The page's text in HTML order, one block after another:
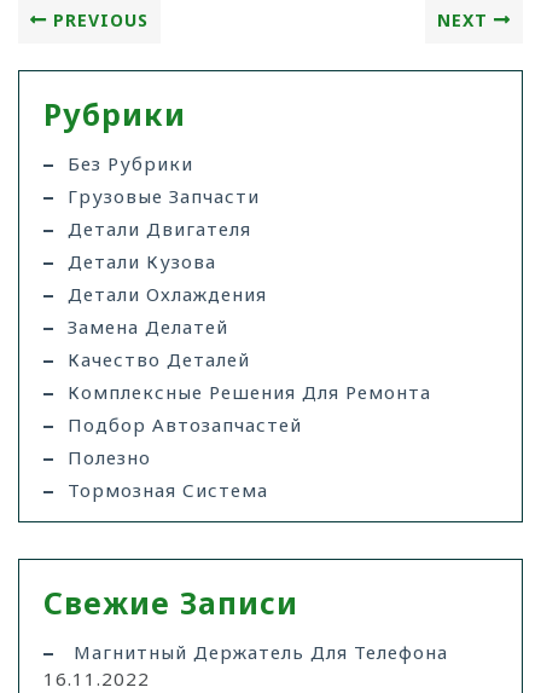
PREVIOUS NEXT
Рубрики
Без Рубрики
Грузовые Запчасти
Детали Двигателя
Детали Кузова
Детали Охлаждения
Замена Делатей
Качество Деталей
Комплексные Решения Для Ремонта
Подбор Автозапчастей
Полезно
Тормозная Система
Свежие Записи
Магнитный Держатель Для Телефона
16.11.2022